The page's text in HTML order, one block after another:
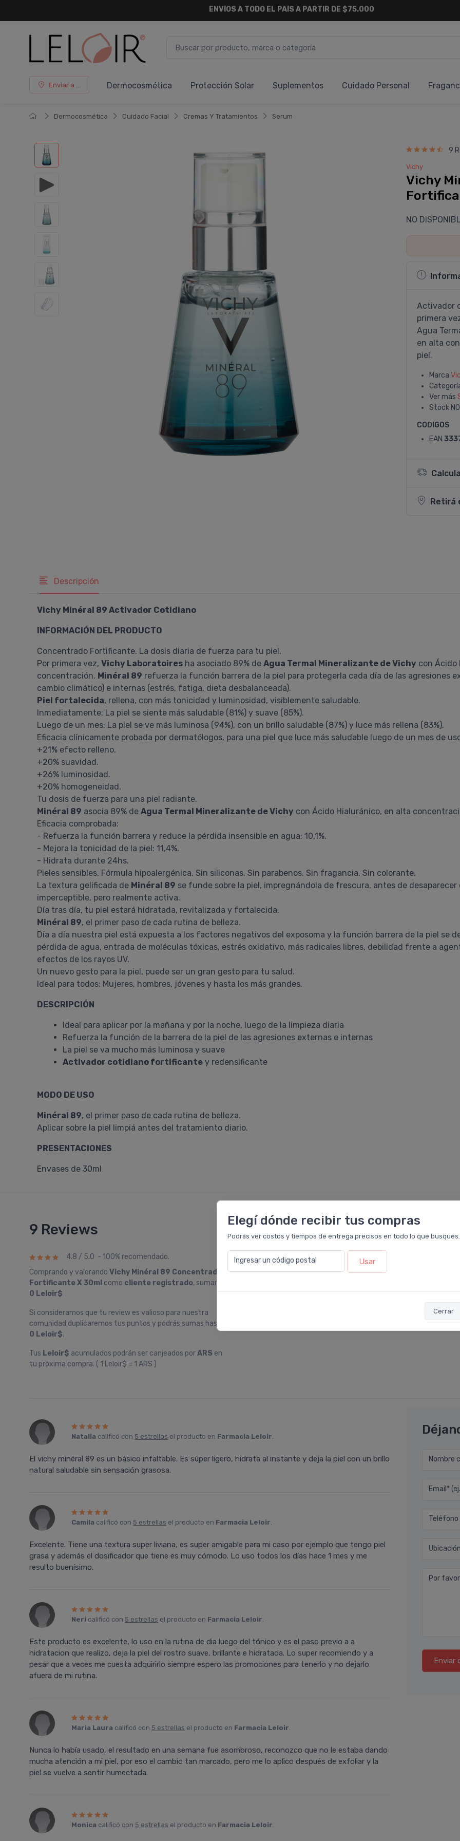
Elegí dónde recibir tus compras
Podrás ver costos y tiempos de entrega precisos en todo lo que busques.
Ingresar un código postal Usar
Cerrar
Enviar a ... Dermocosmética Protección Solar Suplementos Cuidado Personal
Dermocosmética Cuidado Facial Cremas Y Tratamientos Serum
9
Vichy
Vichy
NO
Activador
primera
Agua
en alta
piel.
Marca
Ver más
Stock
CODIGOS
EAN
Retirá
Descripción
Vichy Minéral 89 Activador Cotidiano
INFORMACIÓN DEL PRODUCTO
Concentrado Fortificante. La dosis diaria de fuerza para tu piel.
Por primera vez, Vichy Laboratoires ha asociado 89% de Agua Termal Mineralizante de Vichy con Ácido
concentración. Minéral 89 refuerza la función barrera de la piel para protegerla cada día de las agresiones
cambio climático) e internas (estrés, fatiga, dieta desbalanceada).
Piel fortalecida, rellena, con más tonicidad y luminosidad, visiblemente saludable.
Inmediatamente: La piel se siente más saludable (81%) y suave (85%).
Luego de un mes: La piel se ve más luminosa (94%), con un brillo saludable (87%) y luce más rellena (83%).
Eficacia clínicamente probada por dermatólogos, para una piel que luce más saludable luego de un mes de
+21% efecto relleno.
+20% suavidad.
+26% luminosidad.
+20% homogeneidad.
Tu dosis de fuerza para una piel radiante.
Minéral 89 asocia 89% de Agua Termal Mineralizante de Vichy con Ácido Hialuránico, en alta
Eficacia comprobada:
- Refuerza la función barrera y reduce la pérdida insensible en agua: 10,1%.
- Mejora la tonicidad de la piel: 11,4%.
- Hidrata durante 24hs.
Pieles sensibles. Fórmula hipoalergénica. Sin siliconas. Sin parabenos. Sin fragancia. Sin colorante.
La textura gelificada de Minéral 89 se funde sobre la piel, impregnándola de frescura, antes de desaparecer
imperceptible, pero realmente activa.
Día tras día, tu piel estará hidratada, revitalizada y fortalecida.
Minéral 89, el primer paso de cada rutina de belleza.
Día a día nuestra piel está expuesta a los factores negativos del exposoma y la función barrera de la piel se
pérdida de agua, entrada de moléculas tóxicas, estrés oxidativo, más radicales libres, debilidad frente a
efectos de los rayos UV.
Un nuevo gesto para la piel, puede ser un gran gesto para tu salud.
Ideal para todos: Mujeres, hombres, jóvenes y hasta los más grandes.
DESCRIPCIÓN
Ideal para aplicar por la mañana y por la noche, luego de la limpieza diaria
Refuerza la función de la barrera de la piel de las agresiones externas e internas
La piel se va mucho más luminosa y suave
Activador cotidiano fortificante y redensificante
MODO DE USO
Minéral 89, el primer paso de cada rutina de belleza.
Aplicar sobre la piel limpiá antes del tratamiento diario.
PRESENTACIONES
Envases de 30ml
9 Reviews
4.8 / 5.0 - 100% recomendado.
Comprando y valorando Vichy Minéral 89 Concentrado
Fortificante X 30ml como cliente registrado, sumarás
0 Leloir$
Si consideramos que tu review es valioso para nuestra
comunidad duplicaremos tus puntos y podrás sumas hasta
0 Leloir$.
Tus Leloir$ acumulados podrán ser canjeados porARS en
tu próxima compra. ( 1 Leloir$ = 1 ARS )
5
3
1
Natalia calificó con 5 estrellas el producto en Farmacia Leloir.
El vichy minéral 89 es un básico infaltable. Es súper ligero, hidrata al instante y deja la piel con un brillo
natural saludable sin sensación grasosa.
Camila calificó con 5 estrellas el producto en Farmacia Leloir.
Excelente. Tiene una textura super liviana, es super amigable para mi caso por ejemplo que tengo piel
grasa y además el dosificador que tiene es muy cómodo. Lo uso todos los días hace 1 mes y me
resulto buenísimo.
Neri calificó con 5 estrellas el producto en Farmacia Leloir.
Este producto es excelente, lo uso en la rutina de dia luego del tónico y es el paso previo a a
hidratacion que realizo, deja la piel del rostro suave, brillante e hidratada. Lo super recomiendo y a
pesar que a veces me cuesta adquirirlo siempre espero las promociones para tenerlo y no dejarlo
afuera de mi rutina.
Maria Laura calificó con 5 estrellas el producto en Farmacia Leloir.
Nunca lo habí­a usado, el resultado en una semana fue asombroso, reconozco que no le estaba dando
mucha atención a mi piel, por eso el cambio tan marcado, pero me lo aplico después de exfoliar y la
piel se vuelve a sentir humectada.
Monica calificó con 5 estrellas el producto en Farmacia Leloir.
Nombre
Email*
Teléfono
Ubicación
Por
Enviar